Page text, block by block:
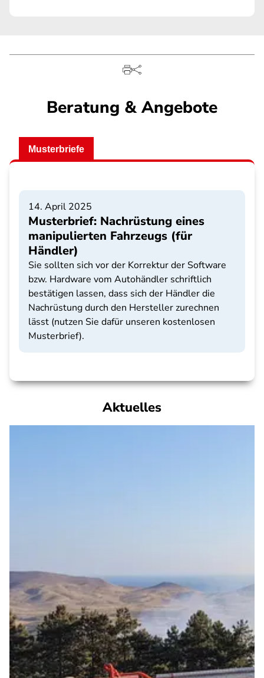
Beratung & Angebote
Musterbriefe
14. April 2025
Musterbrief: Nachrüstung eines
manipulierten Fahrzeugs (für
Händler)
Sie sollten sich vor der Korrektur der Software
bzw. Hardware vom Autohändler schriftlich
bestätigen lassen, dass sich der Händler die
Nachrüstung durch den Hersteller zurechnen
lässt (nutzen Sie dafür unseren kostenlosen
Musterbrief).
Aktuelles